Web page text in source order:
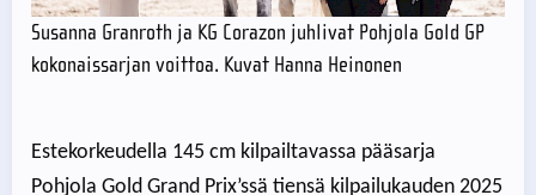
Susanna Granroth ja KG Corazon juhlivat Pohjola Gold GP
kokonaissarjan voittoa. Kuvat Hanna Heinonen
Estekorkeudella 145 cm kilpailtavassa pääsarja
Pohjola Gold Grand Prix’ssä tiensä kilpailukauden 2025